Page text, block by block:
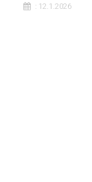
: 12.1.2026